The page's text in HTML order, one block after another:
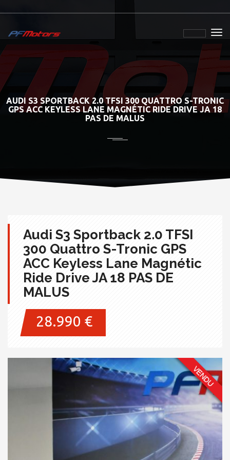
AUDI S3 SPORTBACK 2.0 TFSI 300 QUATTRO S-TRONIC
GPS ACC KEYLESS LANE MAGNÉTIC RIDE DRIVE JA 18
PAS DE MALUS
Audi S3 Sportback 2.0 TFSI
300 Quattro S-Tronic GPS
ACC Keyless Lane Magnétic
Ride Drive JA 18 PAS DE
MALUS
28.990 €